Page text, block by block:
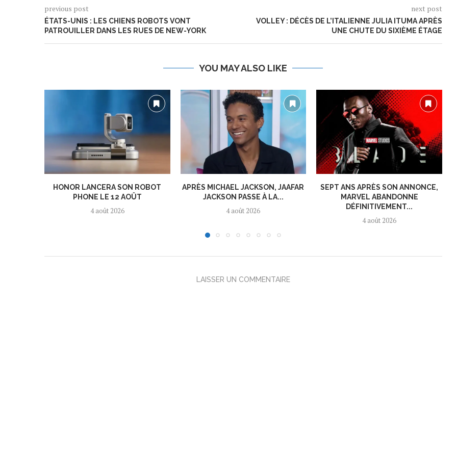
previous post
ÉTATS-UNIS : LES CHIENS ROBOTS VONT
PATROUILLER DANS LES RUES DE NEW-YORK
next post
VOLLEY : DÉCÈS DE L’ITALIENNE JULIA ITUMA APRÈS
UNE CHUTE DU SIXIÈME ÉTAGE
YOU MAY ALSO LIKE
HONOR LANCERA SON ROBOT
PHONE LE 12 AOÛT
4 août 2026
APRÈS MICHAEL JACKSON, JAAFAR
JACKSON PASSE À LA...
4 août 2026
SEPT ANS APRÈS SON ANNONCE,
MARVEL ABANDONNE
DÉFINITIVEMENT...
4 août 2026
LAISSER UN COMMENTAIRE